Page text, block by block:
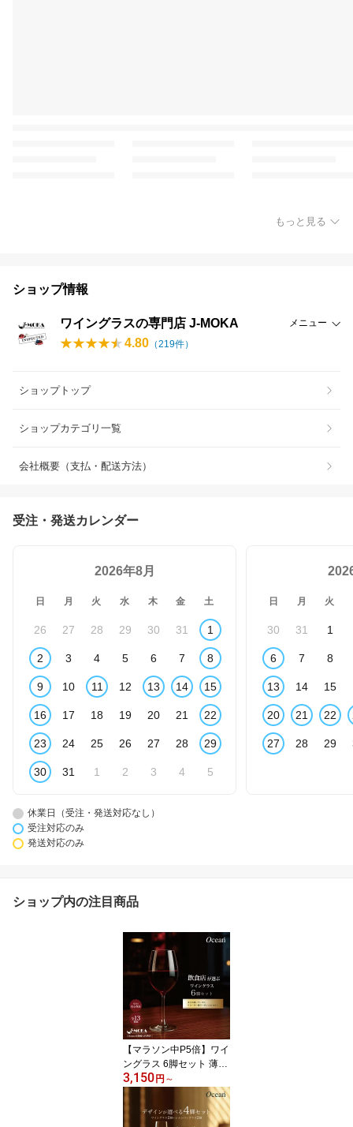
もっと見る
ショップ情報
ワイングラスの専門店 J-MOKA メニュー
4.80 （219件）
ショップトップ
ショップカテゴリ一覧
会社概要（支払・配送方法）
受注・発送カレンダー
2026年8月
日 月 火 水 木 金 土
26 27 28 29 30 31 1
2 3 4 5 6 7 8
9 10 11 12 13 14 15
16 17 18 19 20 21 22
23 24 25 26 27 28 29
30 31 1 2 3 4 5
日 月 火
30 31 1
6 7 8
13 14 15
20 21 22
27 28 29
休業日（受注・発送対応なし）
受注対応のみ
発送対応のみ
ショップ内の注目商品
【マラソン中P5倍】ワイ
ングラス 6脚セット 薄い
飲み口 食洗器対応 おし
ゃれ 高級感 赤ワイン 白
ワイン Ocean 飲食店 レ
ストラン 業務用 ギフト
3,150円 ～